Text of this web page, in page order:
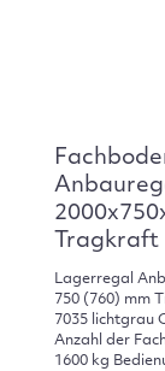
Tragkraft
Lagerregal
750 (760) mm
7035 lichtgrau
Anzahl der
1600 kg